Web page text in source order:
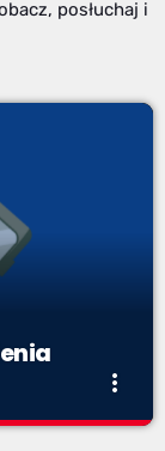
posłuchaj i
more_vert